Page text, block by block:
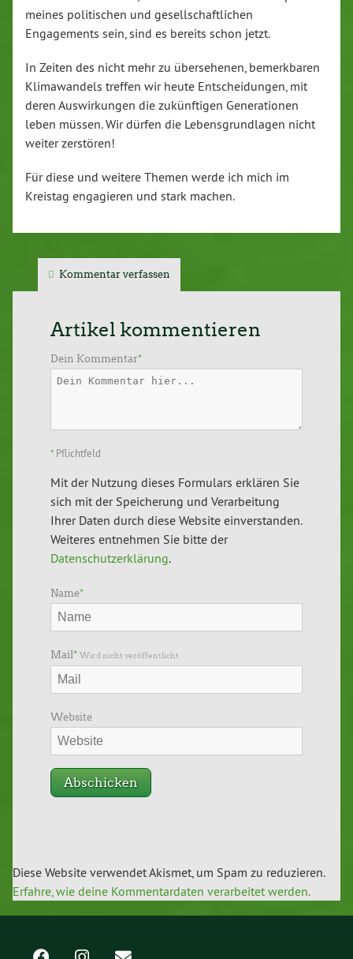
meines politischen und gesellschaftlichen
Engagements sein, sind es bereits schon jetzt.
In Zeiten des nicht mehr zu übersehenen, bemerkbaren
Klimawandels treffen wir heute Entscheidungen, mit
deren Auswirkungen die zukünftigen Generationen
leben müssen. Wir dürfen die Lebensgrundlagen nicht
weiter zerstören!
Für diese und weitere Themen werde ich mich im
Kreistag engagieren und stark machen.
Kommentar verfassen
Artikel kommentieren
Dein Kommentar*
* Pflichtfeld
Mit der Nutzung dieses Formulars erklären Sie
sich mit der Speicherung und Verarbeitung
Ihrer Daten durch diese Website einverstanden.
Weiteres entnehmen Sie bitte der
Datenschutzerklärung.
Name*
Mail* Wird nicht veröffentlicht
Website
Diese Website verwendet Akismet, um Spam zu reduzieren.
Erfahre, wie deine Kommentardaten verarbeitet werden.